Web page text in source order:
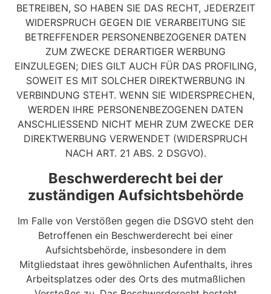
BETREIBEN, SO HABEN SIE DAS RECHT, JEDERZEIT
WIDERSPRUCH GEGEN DIE VERARBEITUNG SIE
BETREFFENDER PERSONENBEZOGENER DATEN
ZUM ZWECKE DERARTIGER WERBUNG
EINZULEGEN; DIES GILT AUCH FÜR DAS PROFILING,
SOWEIT ES MIT SOLCHER DIREKTWERBUNG IN
VERBINDUNG STEHT. WENN SIE WIDERSPRECHEN,
WERDEN IHRE PERSONENBEZOGENEN DATEN
ANSCHLIESSEND NICHT MEHR ZUM ZWECKE DER
DIREKTWERBUNG VERWENDET (WIDERSPRUCH
NACH ART. 21 ABS. 2 DSGVO).
Beschwerde­recht bei der
zuständigen Aufsichts­behörde
Im Falle von Verstößen gegen die DSGVO steht den
Betroffenen ein Beschwerderecht bei einer
Aufsichtsbehörde, insbesondere in dem
Mitgliedstaat ihres gewöhnlichen Aufenthalts, ihres
Arbeitsplatzes oder des Orts des mutmaßlichen